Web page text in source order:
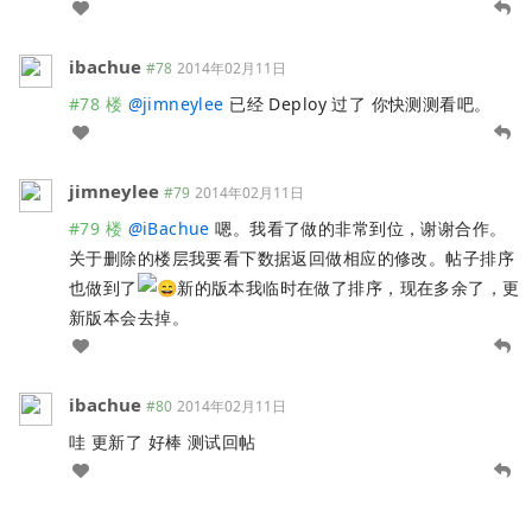
ibachue #78 2014年02月11日
#78 楼 @jimneylee 已经 Deploy 过了 你快测测看吧。
jimneylee #79 2014年02月11日
#79 楼 @iBachue 嗯。我看了做的非常到位，谢谢合作。
关于删除的楼层我要看下数据返回做相应的修改。帖子排序
也做到了
新的版本我临时在做了排序，现在多余了，更
新版本会去掉。
ibachue #80 2014年02月11日
哇 更新了 好棒 测试回帖